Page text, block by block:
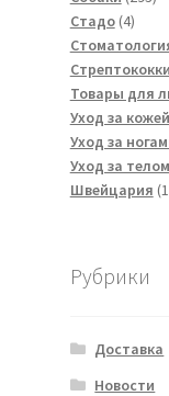
Стадо 44
Товары для
Уход за кожей
Уход за
Уход за телом
Швейцария
Рубрики
Доставка
Новости